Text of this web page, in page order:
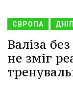
ЄВРОПА
Валіза
не зміг